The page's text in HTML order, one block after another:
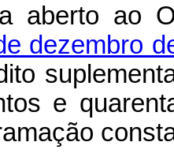
ao
dezembro
e